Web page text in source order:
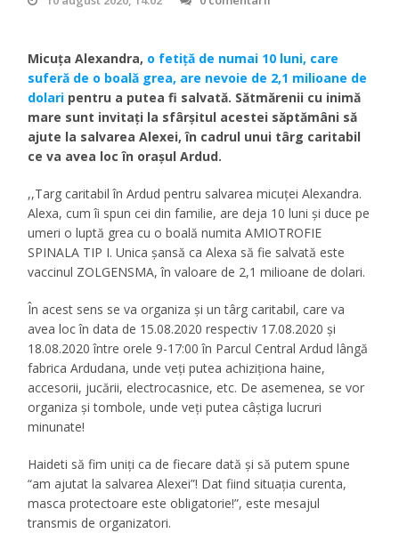
Micuța Alexandra, o fetiță de numai 10 luni, care
suferă de o boală grea, are nevoie de 2,1 milioane de
dolari pentru a putea fi salvată. Sătmărenii cu inimă
mare sunt invitați la sfârșitul acestei săptămâni să
ajute la salvarea Alexei, în cadrul unui târg caritabil
ce va avea loc în orașul Ardud.
,,Targ caritabil în Ardud pentru salvarea micuței Alexandra.
Alexa, cum îi spun cei din familie, are deja 10 luni și duce pe
umeri o luptă grea cu o boală numita AMIOTROFIE
SPINALA TIP I. Unica șansă ca Alexa să fie salvată este
vaccinul ZOLGENSMA, în valoare de 2,1 milioane de dolari.
În acest sens se va organiza și un târg caritabil, care va
avea loc în data de 15.08.2020 respectiv 17.08.2020 și
18.08.2020 între orele 9-17:00 în Parcul Central Ardud lângă
fabrica Ardudana, unde veți putea achiziționa haine,
accesorii, jucării, electrocasnice, etc. De asemenea, se vor
organiza și tombole, unde veți putea câștiga lucruri
minunate!
Haideti să fim uniți ca de fiecare dată și să putem spune
“am ajutat la salvarea Alexei”! Dat fiind situația curenta,
masca protectoare este obligatorie!”, este mesajul
transmis de organizatori.